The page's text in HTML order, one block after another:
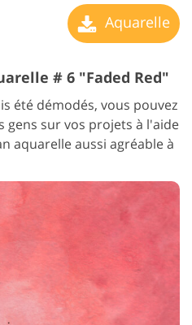
Aquarelle
# 6 "Faded Red"
été démodés, vous pouvez
sur vos projets à l'aide
aquarelle aussi agréable à